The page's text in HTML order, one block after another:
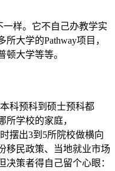
一样。它不自己办教学实
大学的Pathway项目，
顿大学等等。
科预科到硕士预科都
学校的家庭，
摆出3到5所院校做横向
民政策、当地就业市场
策者得自己留个心眼：